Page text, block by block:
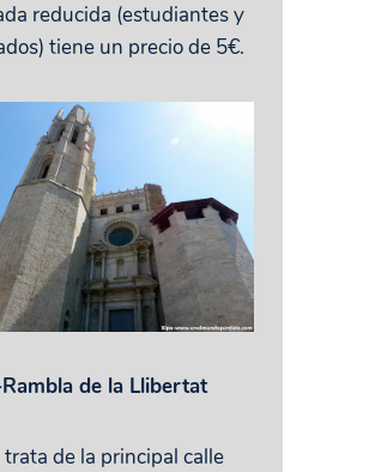
reducida (estudiantes y
tiene un precio de 5€.
de la Llibertat
trata de la principal calle